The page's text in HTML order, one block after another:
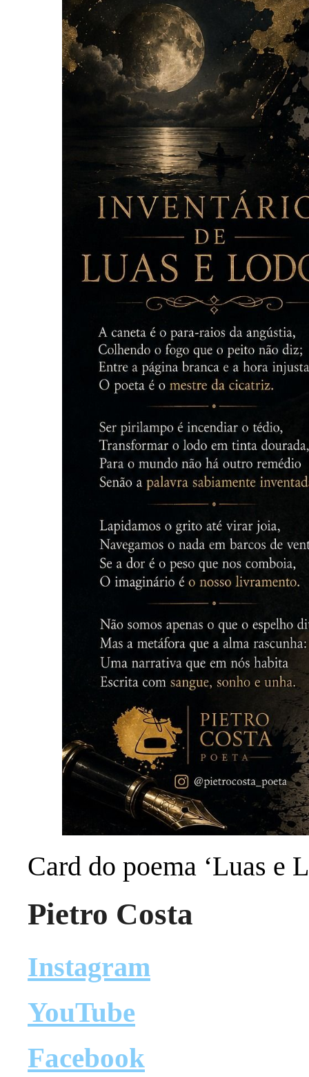
Card do poema ‘Luas e
Pietro Costa
Instagram
YouTube
Facebook